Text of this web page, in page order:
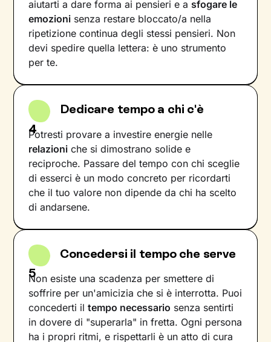
aiutarti a dare forma ai pensieri e a sfogare le
emozioni senza restare bloccato/a nella
ripetizione continua degli stessi pensieri. Non
devi spedire quella lettera: è uno strumento
per te.
4
Dedicare tempo a chi c'è
Potresti provare a investire energie nelle
relazioni che si dimostrano solide e
reciproche. Passare del tempo con chi sceglie
di esserci è un modo concreto per ricordarti
che il tuo valore non dipende da chi ha scelto
di andarsene.
5
Concedersi il tempo che serve
Non esiste una scadenza per smettere di
soffrire per un'amicizia che si è interrotta. Puoi
concederti iltempo necessario senza sentirti
in dovere di "superarla" in fretta. Ogni persona
ha i propri ritmi, e rispettarli è un atto di cura